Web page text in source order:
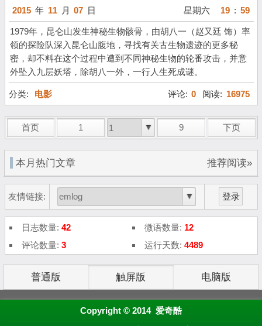
2015 年 11 月 07 日 星期六 19 : 59
1979年，昆仑山发生神秘生物骸骨，由胡八一（赵又廷 饰）率
领的探险队深入昆仑山腹地，寻找有关古生物遗迹的更多秘
密，却不料在这个过程中遭到不同神秘生物的轮番攻击，并意
外坠入九层妖塔，除胡八一外，一行人生死成谜。
分类: 电影 评论: 0 阅读: 16975
首页 1 9 下页
本月热门文章 推荐阅读»
友情链接: 登录
日志数量: 42 微语数量: 12
评论数量: 3 运行天数: 4489
普通版 触屏版 电脑版
Copyright © 2014 爱奇酷